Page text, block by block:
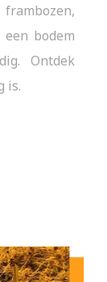
bodem
Ontdek
is.